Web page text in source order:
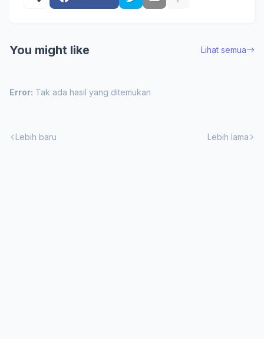
You might like Lihat semua
Error: Tak ada hasil yang ditemukan
Lebih baru Lebih lama